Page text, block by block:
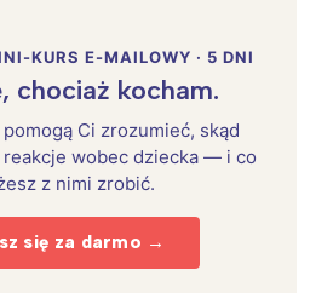
KURS E-MAILOWY · 5 DNI
chociaż kocham.
Ci zrozumieć, skąd
wobec dziecka — i co
z nimi zrobić.
się za darmo →